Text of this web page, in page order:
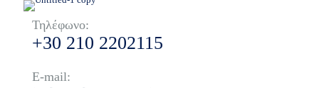
Τηλέφωνο:
+30 210 2202115
E-mail: